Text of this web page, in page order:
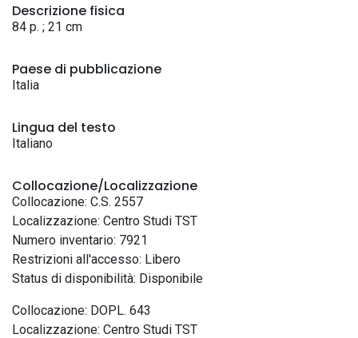
Descrizione fisica
84 p. ; 21 cm
Paese di pubblicazione
Italia
Lingua del testo
Italiano
Collocazione/Localizzazione
Collocazione: C.S. 2557
Localizzazione: Centro Studi TST
Numero inventario: 7921
Restrizioni all'accesso: Libero
Status di disponibilità: Disponibile
Collocazione: DOPL. 643
Localizzazione: Centro Studi TST